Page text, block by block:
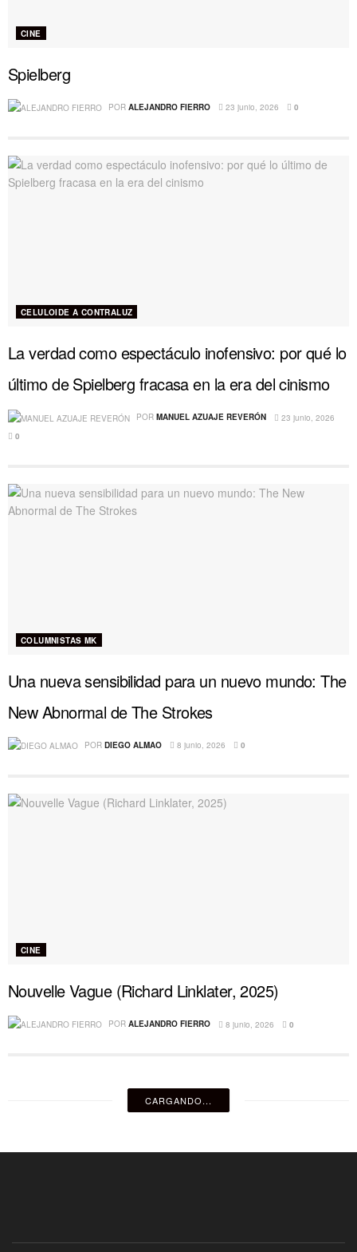
CINE
Spielberg
POR ALEJANDRO FIERRO 23 junio, 2026 0
CELULOIDE A CONTRALUZ
La verdad como espectáculo inofensivo: por qué lo
último de Spielberg fracasa en la era del cinismo
POR MANUEL AZUAJE REVERÓN
23 junio, 2026
0
COLUMNISTAS MK
Una nueva sensibilidad para un nuevo mundo: The
New Abnormal de The Strokes
POR DIEGO ALMAO 8 junio, 2026 0
CINE
Nouvelle Vague (Richard Linklater, 2025)
POR ALEJANDRO FIERRO 8 junio, 2026 0
CARGANDO...